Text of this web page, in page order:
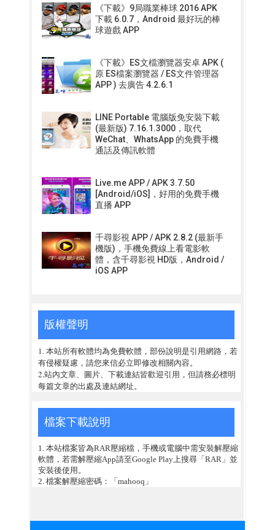
《下載》9局職業棒球 2016 APK
下載 6.0.7，Android 最好玩的棒
球遊戲 APP
《下載》ES文檔瀏覽器安卓 APK (
原 ES檔案瀏覽器 / ES文件管理器
APP ) 去廣告 4.2.6.1
LINE Portable 電腦版免安裝下載
(最新版) 7.16.1.3000，取代
WeChat、WhatsApp 的免費手機
通話及傳訊軟體
Live.me APP / APK 3.7.50
[Android/iOS]，好用的免費手機
直播 APP
千尋影視 APP / APK 2.8.2 (最新手
機版)，手機免費線上看電影軟
體，含千尋影視 HD版，Android /
iOS APP
版權聲明
1. 本站所有軟體均為免費軟體，部份說明是引用網路，若
有侵權疑慮，請您來信必立即修改相關內容。
2.站內文章、圖片、下載連結皆歡迎引用，但請務必標明
每篇文章的出處及連結網址。
檔案下載說明
1. 本站檔案皆為RAR壓縮檔，手機或電腦中需安裝解壓縮
軟體，若需解壓縮App請至Google Play上搜尋「RAR」並
安裝後使用。
2. 檔案解壓縮密碼：「mahooq」